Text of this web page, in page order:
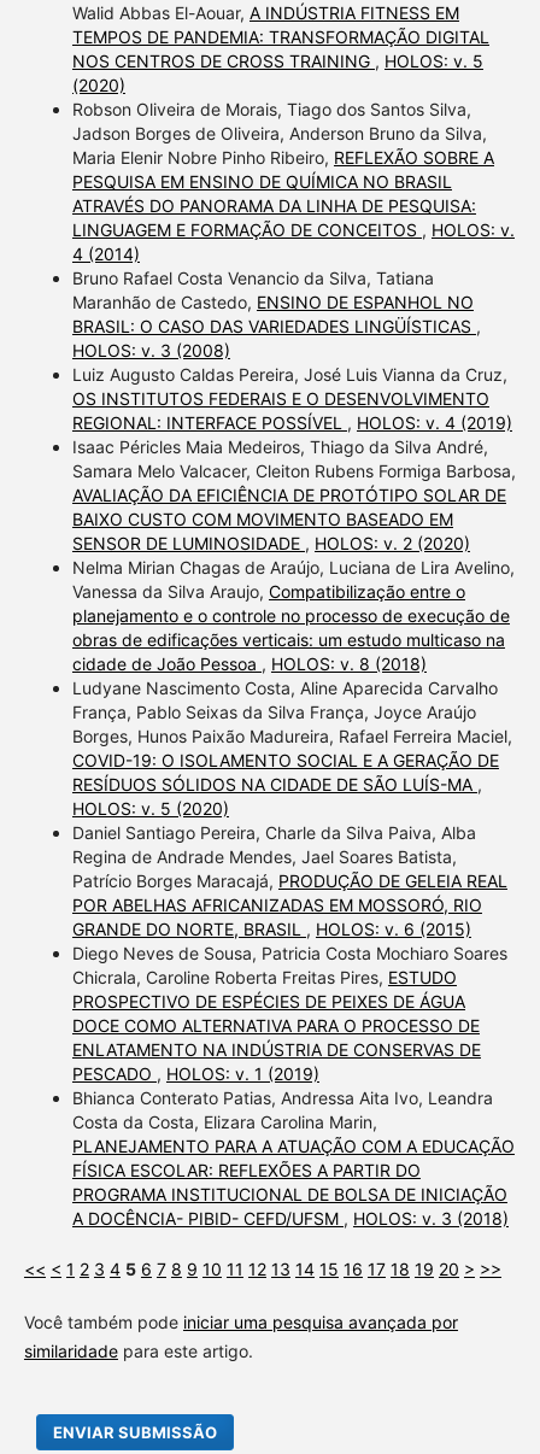
Walid Abbas El-Aouar, A INDÚSTRIA FITNESS EM
TEMPOS DE PANDEMIA: TRANSFORMAÇÃO DIGITAL
NOS CENTROS DE CROSS TRAINING , HOLOS: v. 5
(2020)
Robson Oliveira de Morais, Tiago dos Santos Silva,
Jadson Borges de Oliveira, Anderson Bruno da Silva,
Maria Elenir Nobre Pinho Ribeiro, REFLEXÃO SOBRE A
PESQUISA EM ENSINO DE QUÍMICA NO BRASIL
ATRAVÉS DO PANORAMA DA LINHA DE PESQUISA:
LINGUAGEM E FORMAÇÃO DE CONCEITOS , HOLOS: v.
4 (2014)
Bruno Rafael Costa Venancio da Silva, Tatiana
Maranhão de Castedo, ENSINO DE ESPANHOL NO
BRASIL: O CASO DAS VARIEDADES LINGÜÍSTICAS ,
HOLOS: v. 3 (2008)
Luiz Augusto Caldas Pereira, José Luis Vianna da Cruz,
OS INSTITUTOS FEDERAIS E O DESENVOLVIMENTO
REGIONAL: INTERFACE POSSÍVEL , HOLOS: v. 4 (2019)
Isaac Péricles Maia Medeiros, Thiago da Silva André,
Samara Melo Valcacer, Cleiton Rubens Formiga Barbosa,
AVALIAÇÃO DA EFICIÊNCIA DE PROTÓTIPO SOLAR DE
BAIXO CUSTO COM MOVIMENTO BASEADO EM
SENSOR DE LUMINOSIDADE , HOLOS: v. 2 (2020)
Nelma Mirian Chagas de Araújo, Luciana de Lira Avelino,
Vanessa da Silva Araujo, Compatibilização entre o
planejamento e o controle no processo de execução de
obras de edificações verticais: um estudo multicaso na
cidade de João Pessoa , HOLOS: v. 8 (2018)
Ludyane Nascimento Costa, Aline Aparecida Carvalho
França, Pablo Seixas da Silva França, Joyce Araújo
Borges, Hunos Paixão Madureira, Rafael Ferreira Maciel,
COVID-19: O ISOLAMENTO SOCIAL E A GERAÇÃO DE
RESÍDUOS SÓLIDOS NA CIDADE DE SÃO LUÍS-MA ,
HOLOS: v. 5 (2020)
Daniel Santiago Pereira, Charle da Silva Paiva, Alba
Regina de Andrade Mendes, Jael Soares Batista,
Patrício Borges Maracajá, PRODUÇÃO DE GELEIA REAL
POR ABELHAS AFRICANIZADAS EM MOSSORÓ, RIO
GRANDE DO NORTE, BRASIL , HOLOS: v. 6 (2015)
Diego Neves de Sousa, Patricia Costa Mochiaro Soares
Chicrala, Caroline Roberta Freitas Pires, ESTUDO
PROSPECTIVO DE ESPÉCIES DE PEIXES DE ÁGUA
DOCE COMO ALTERNATIVA PARA O PROCESSO DE
ENLATAMENTO NA INDÚSTRIA DE CONSERVAS DE
PESCADO , HOLOS: v. 1 (2019)
Bhianca Conterato Patias, Andressa Aita Ivo, Leandra
Costa da Costa, Elizara Carolina Marin,
PLANEJAMENTO PARA A ATUAÇÃO COM A EDUCAÇÃO
FÍSICA ESCOLAR: REFLEXÕES A PARTIR DO
PROGRAMA INSTITUCIONAL DE BOLSA DE INICIAÇÃO
A DOCÊNCIA- PIBID- CEFD/UFSM , HOLOS: v. 3 (2018)
<< < 1 2 3 4 5 6 7 8 9 10 11 12 13 14 15 16 17 18 19 20 > >>
Você também pode iniciar uma pesquisa avançada por
similaridadepara este artigo.
ENVIAR SUBMISSÃO